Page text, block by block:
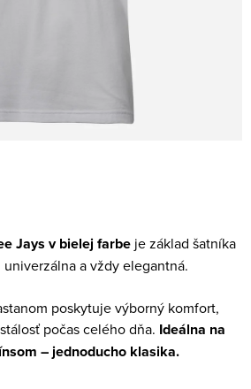
Jays v bielej farbe je základ šatníka
a vždy elegantná.
poskytuje výborný komfort,
počas celého dňa. Ideálna na
– jednoducho klasika.